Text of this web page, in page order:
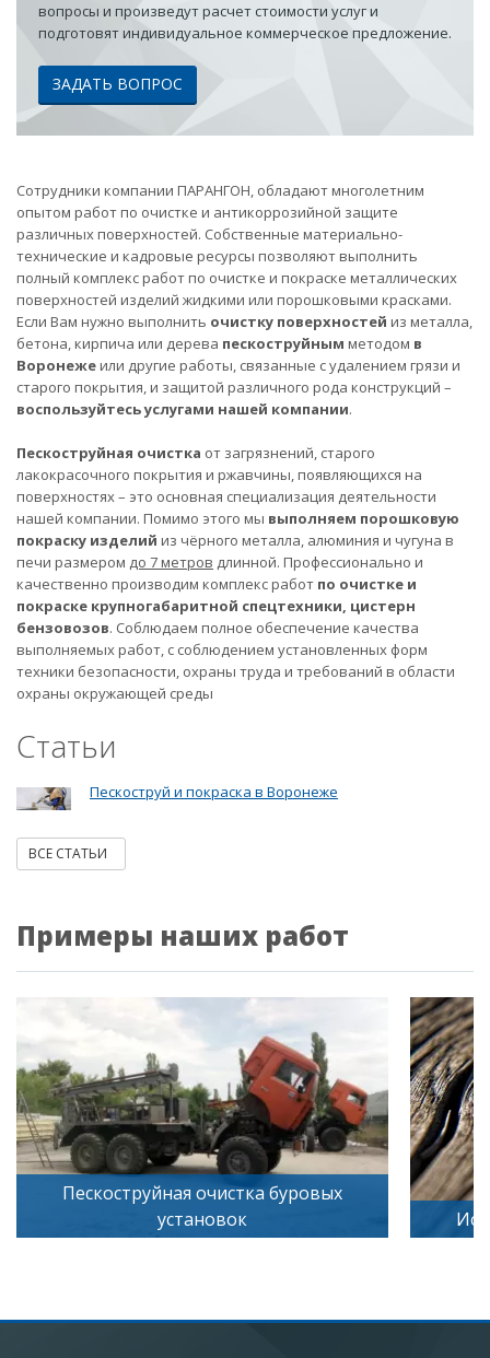
вопросы и произведут расчет стоимости услуг и
подготовят индивидуальное коммерческое предложение.
ЗАДАТЬ ВОПРОС
Сотрудники компании ПАРАНГОН, обладают многолетним
опытом работ по очистке и антикоррозийной защите
различных поверхностей. Собственные материально-
технические и кадровые ресурсы позволяют выполнить
полный комплекс работ по очистке и покраске металлических
поверхностей изделий жидкими или порошковыми красками.
Если Вам нужно выполнить очистку поверхностей из металла,
бетона, кирпича или дерева пескоструйным методом в
Воронежеили другие работы, связанные с удалением грязи и
старого покрытия, и защитой различного рода конструкций –
воспользуйтесь услугами нашей компании.
Пескоструйная очистка от загрязнений, старого
лакокрасочного покрытия и ржавчины, появляющихся на
поверхностях – это основная специализация деятельности
нашей компании. Помимо этого мы выполняем порошковую
покраску изделий из чёрного металла, алюминия и чугуна в
печи размером до 7 метров длинной. Профессионально и
качественно производим комплекс работ по очистке и
покраске крупногабаритной спецтехники, цистерн
бензовозов. Соблюдаем полное обеспечение качества
выполняемых работ, с соблюдением установленных форм
техники безопасности, охраны труда и требований в области
охраны окружающей среды
Статьи
Пескоструй и покраска в Воронеже
ВСЕ СТАТЬИ
Примеры наших работ
Искусственное старение дерева